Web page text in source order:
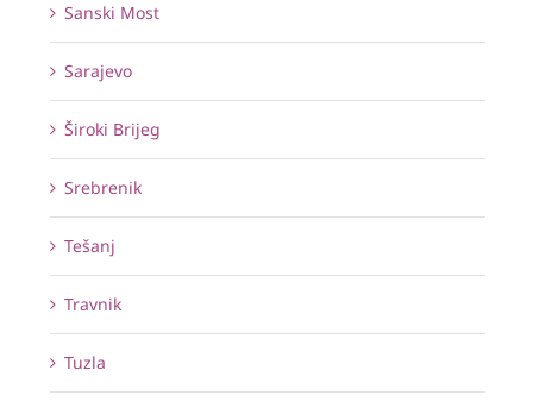
Sanski Most
Sarajevo
Široki Brijeg
Srebrenik
Tešanj
Travnik
Tuzla